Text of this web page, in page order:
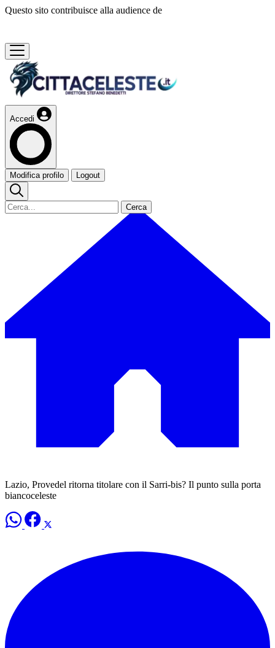
Questo sito contribuisce alla audience de
Accedi
Modifica profilo Logout
Cerca
Lazio, Provedel ritorna titolare con il Sarri-bis? Il punto sulla porta
biancoceleste